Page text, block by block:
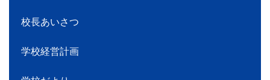
校長あいさつ
学校経営計画